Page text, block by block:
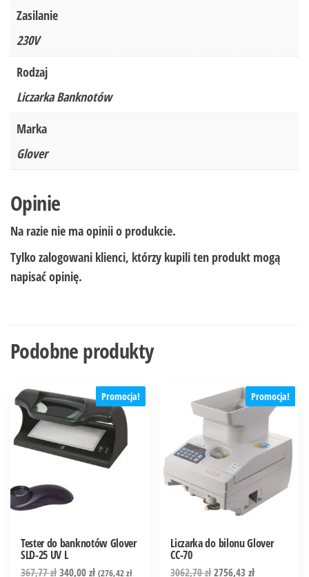
Zasilanie
230V
Rodzaj
Liczarka Banknotów
Marka
Glover
Opinie
Na razie nie ma opinii o produkcie.
Tylko zalogowani klienci, którzy kupili ten produkt mogą
napisać opinię.
Podobne produkty
Promocja!
Tester do banknotów Glover
SLD-25 UV L
367,77zł340,00zł (276,42zł
Promocja!
Liczarka do bilonu Glover
CC-70
3062,70zł2756,43zł